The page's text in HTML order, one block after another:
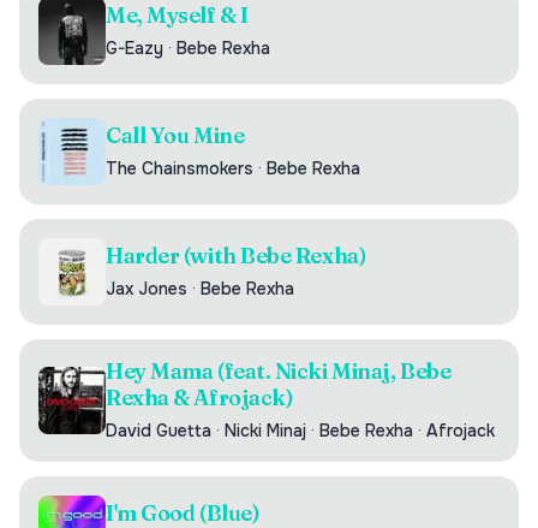
Me, Myself & I
G-Eazy · Bebe Rexha
Call You Mine
The Chainsmokers · Bebe Rexha
Harder (with Bebe Rexha)
Jax Jones · Bebe Rexha
Hey Mama (feat. Nicki Minaj, Bebe
Rexha & Afrojack)
David Guetta · Nicki Minaj · Bebe Rexha · Afrojack
I'm Good (Blue)